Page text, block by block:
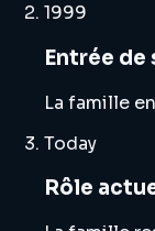
1999
Entrée de
La famille
Today
Rôle